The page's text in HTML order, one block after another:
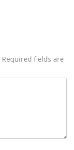
Required fields are